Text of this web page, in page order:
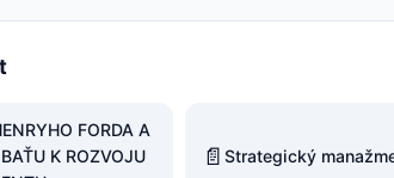
FORDA A
K ROZVOJU
📄 Strategický